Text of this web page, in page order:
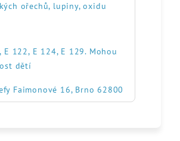
ořechů, lupiny, oxidu
122, E 124, E 129. Mohou
dětí
Faimonové 16, Brno 62800